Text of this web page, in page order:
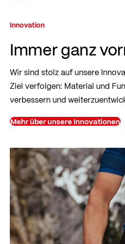
Innovation
Immer ganz
Wir sind stolz auf unsere
Ziel verfolgen: Material und
verbessern und
Mehr über unsere Innovationen